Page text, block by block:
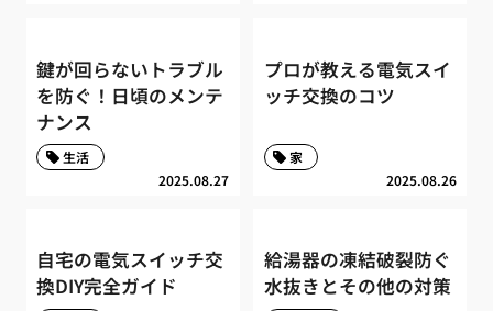
鍵が回らないトラブル
を防ぐ！日頃のメンテ
ナンス
2025.08.27
生活
プロが教える電気スイ
ッチ交換のコツ
2025.08.26
家
自宅の電気スイッチ交
換DIY完全ガイド
給湯器の凍結破裂防ぐ
水抜きとその他の対策